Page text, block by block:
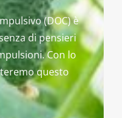
(DOC) è
di pensieri
Con lo
questo